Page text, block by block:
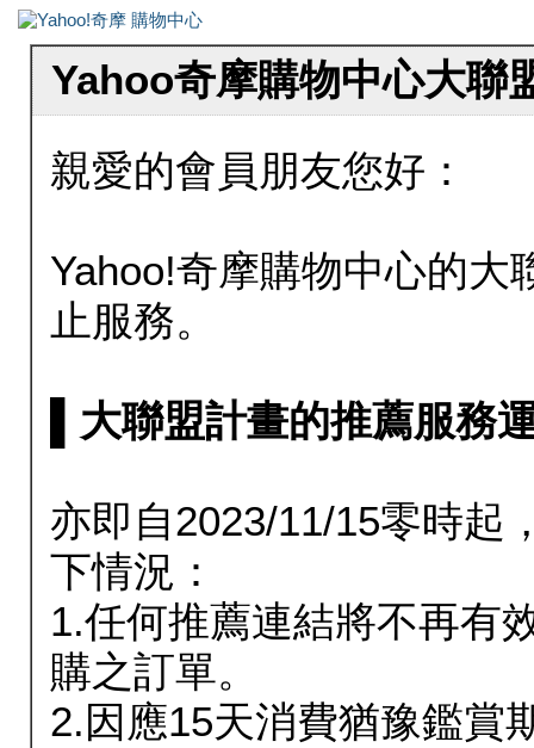
Yahoo奇摩購物中心大聯
親愛的會員朋友您好：
Yahoo!奇摩購物中心的大
止服務。
▌大聯盟計畫的推薦服務
亦即自2023/11/15零時起
下情況：
1.任何推薦連結將不再有
購之訂單。
2.因應15天消費猶豫鑑賞